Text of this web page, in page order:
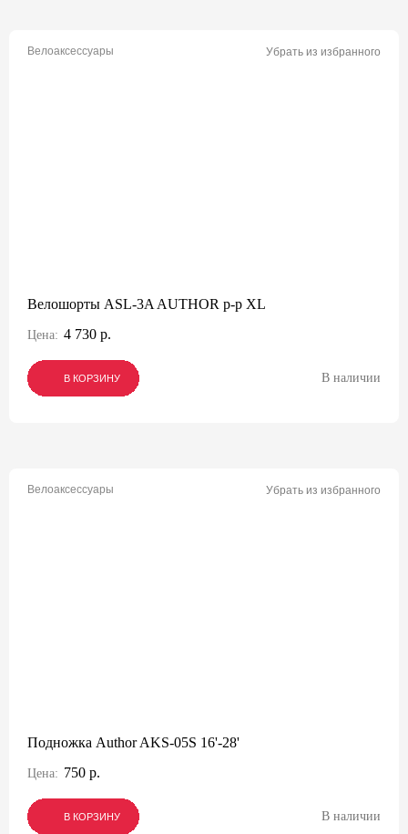
Велоаксессуары Убрать из избранного
Велошорты ASL-3A AUTHOR р-р XL
Цена: 4 730 р.
В КОРЗИНУ
В КОРЗИНУ
В КОРЗИНУ В наличии
Велоаксессуары Убрать из избранного
Подножка Author AKS-05S 16'-28'
Цена: 750 р.
В КОРЗИНУ
В КОРЗИНУ
В КОРЗИНУ В наличии